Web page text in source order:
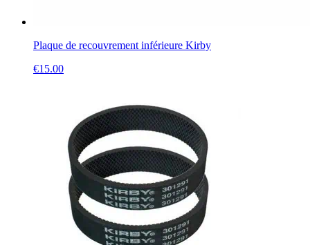
Plaque de recouvrement inférieure Kirby
€15.00